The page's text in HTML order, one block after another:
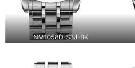
NM1058D-S3J-BK